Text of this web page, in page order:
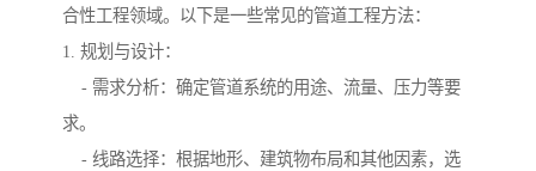
合性工程领域。以下是一些常见的管道工程方法：
1. 规划与设计：
- 需求分析：确定管道系统的用途、流量、压力等要
求。
- 线路选择：根据地形、建筑物布局和其他因素，选